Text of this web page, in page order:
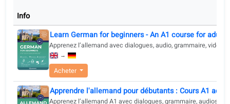
Le contenu est organisé en 45 thèmes pertinents et
chacun aligné sur les descripteurs « je peux » du CECR,
permettant aux apprenants de mesurer leurs progrès et
des résultats concrets. Ce manuel convient aux personnes
souhaitant apprendre l’allemand de manière méthodique et
orientée objectifs, avec un accent sur la communication
s’adresse à des adultes ayant un niveau d’études moyen ou
Choisissez la langue dans laquelle vous souhaitez lire. Les leçons
sont les mêmes dans toutes les éditions.
De quelle édition avez-vous besoin?
Info